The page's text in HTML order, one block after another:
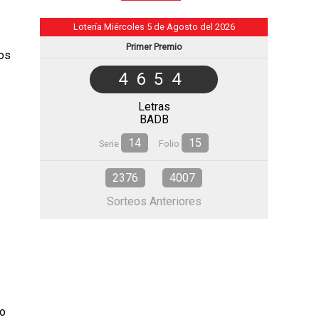
Lotería Miércoles 5 de Agosto del 2026
Primer Premio
4654
Letras
BADB
Serie 14 Folio 15
2376
4007
Sorteos Anteriores